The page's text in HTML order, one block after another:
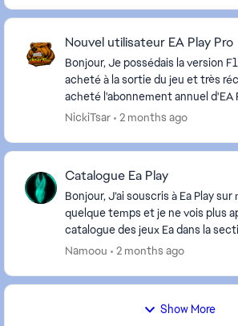
Nouvel utilisateur EA Play Pro
Bonjour, Je possédais la version F1 25 que j'avais
acheté à la sortie du jeu et très
acheté l'abonnement annuel d'EA Play
une erreur de débutant en
NickiTsar 2 months ago
Catalogue Ea Play
Bonjour, J’ai souscris à Ea Play sur ma PS5 il y a
quelque temps et je ne vois plus
catalogue des jeux Ea dans la
Je suis toujours abonné, je vois les
Namoou 2 months ago
Show More